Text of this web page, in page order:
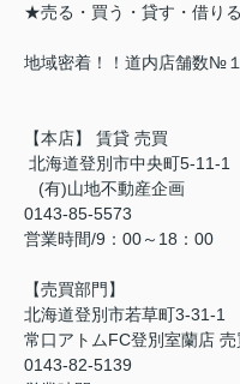
★売る・買う・貸す・借り
地域密着！！道内店舗数№
【本店】 賃貸 売買
北海道登別市中央町5-11-1
(有)山地不動産企画
0143-85-5573
営業時間/9：00～18：00
【売買部門】
北海道登別市若草町3-31-1
常口アトムFC登別室蘭店
0143-82-5139